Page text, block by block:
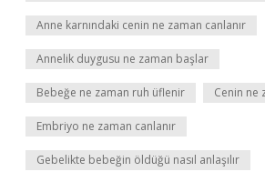
Anne karnındaki cenin ne zaman canlanır
Annelik duygusu ne zaman başlar
Bebeğe ne zaman ruh üflenir Cenin ne
Embriyo ne zaman canlanır
Gebelikte bebeğin öldüğü nasıl anlaşılır